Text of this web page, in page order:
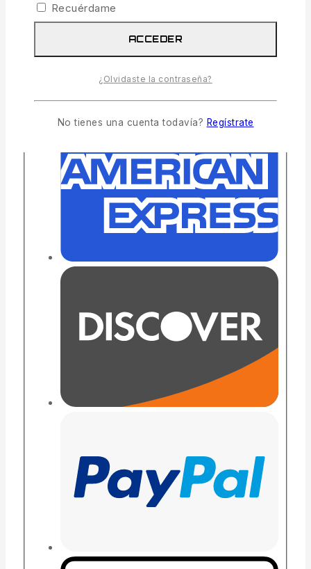
Recuérdame
ACCEDER
¿Olvidaste la contraseña?
No tienes una cuenta todavía? Regístrate